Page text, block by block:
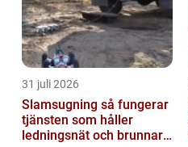
31 juli 2026
Slamsugning så fungerar
tjänsten som håller
ledningsnät och brunnar i